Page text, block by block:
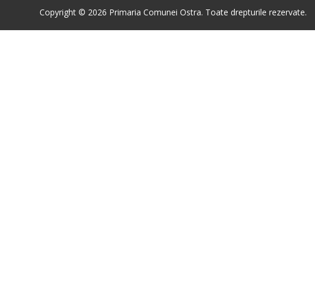
Copyright © 2026 Primaria Comunei Ostra. Toate drepturile rezervate.